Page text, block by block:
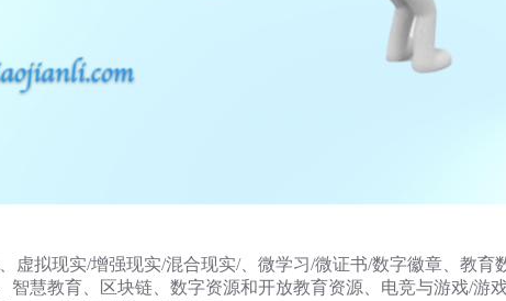
虚拟现实/增强现实/混合现实/、微学习/微证书/数字徽章、教
智慧教育、区块链、数字资源和开放教育资源、电竞与游戏/游